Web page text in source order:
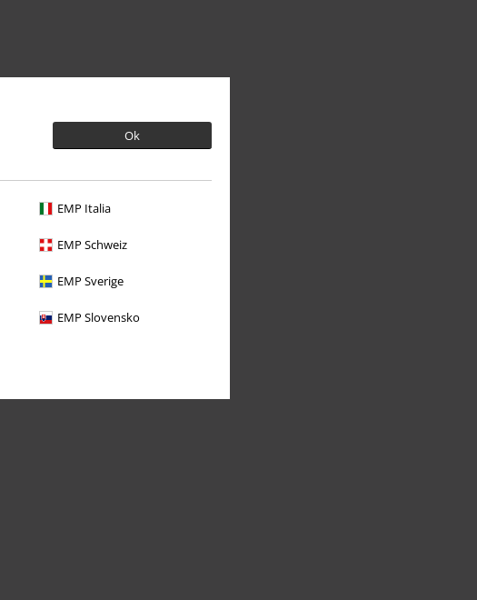
Ok
EMP Italia
EMP Schweiz
EMP Sverige
EMP Slovensko